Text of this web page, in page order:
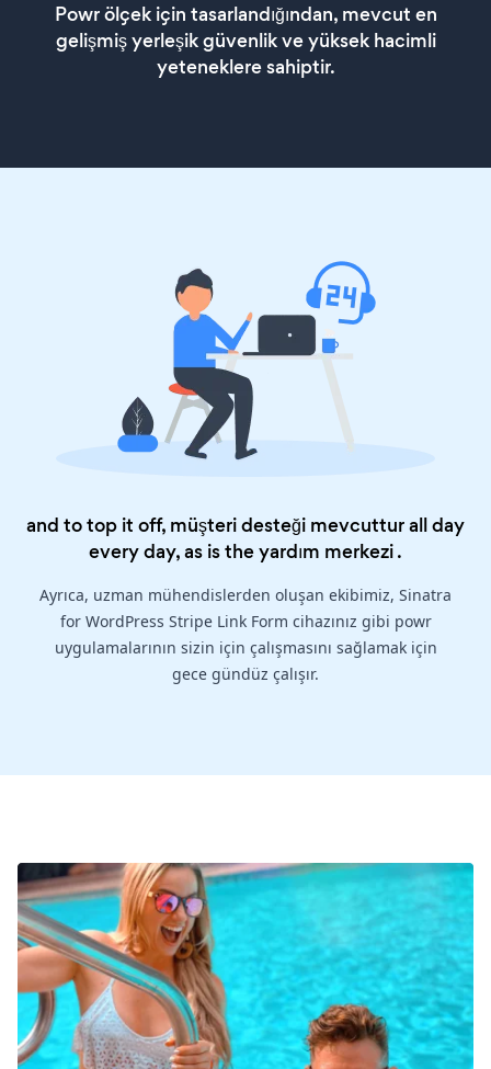
Powr ölçek için tasarlandığından, mevcut en
gelişmiş yerleşik güvenlik ve yüksek hacimli
yeteneklere sahiptir.
and to top it off, müşteri desteği mevcuttur all day
every day, as is theyardım merkezi.
Ayrıca, uzman mühendislerden oluşan ekibimiz, Sinatra
for WordPress Stripe Link Form cihazınız gibi powr
uygulamalarının sizin için çalışmasını sağlamak için
gece gündüz çalışır.